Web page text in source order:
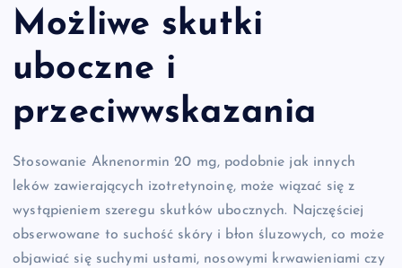
Możliwe skutki
uboczne i
przeciwwskazania
Stosowanie Aknenormin 20 mg, podobnie jak innych
leków zawierających izotretynoinę, może wiązać się z
wystąpieniem szeregu skutków ubocznych. Najczęściej
obserwowane to suchość skóry i błon śluzowych, co może
objawiać się suchymi ustami, nosowymi krwawieniami czy